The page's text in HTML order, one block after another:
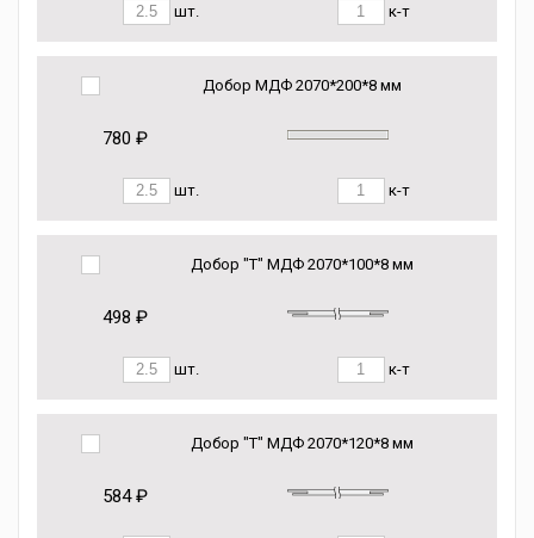
шт. к-т
Добор МДФ 2070*200*8 мм
780 ₽
шт. к-т
Добор "Т" МДФ 2070*100*8 мм
498 ₽
шт. к-т
Добор "Т" МДФ 2070*120*8 мм
584 ₽